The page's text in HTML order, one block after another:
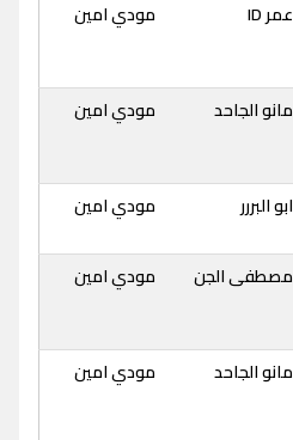
عمر ID مودي امين
مانو الجاحد مودي امين
ابو البررر مودي امين
مصطفى الجن مودي امين
مانو الجاحد مودي امين